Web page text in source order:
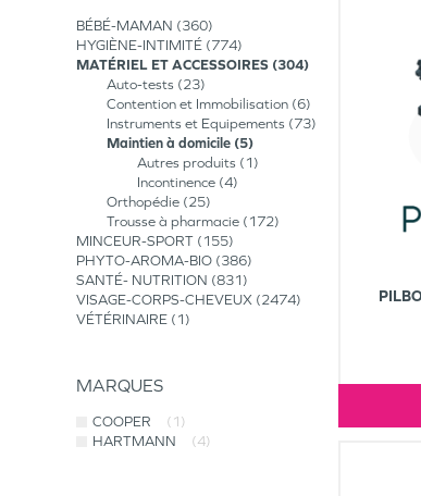
BÉBÉ-MAMAN
360
HYGIÈNE-INTIMITÉ 774
MATÉRIEL ET ACCESSOIRES 304
Auto-tests
23
Contention et Immobilisation 6
Instruments et Equipements
73
Maintien à domicile 5
Autres produits
1
Incontinence 4
Orthopédie 25
Trousse à pharmacie
172
MINCEUR-SPORT
155
PHYTO-AROMA-BIO 386
SANTÉ- NUTRITION 831
VISAGE-CORPS-CHEVEUX 2474
VÉTÉRINAIRE
1
MARQUES
COOPER
(1)
HARTMANN
(4)